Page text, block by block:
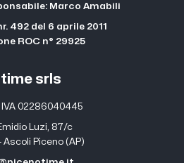
Marco Amabili
492 del 6 aprile 2011
ROC n° 29925
srls
IVA 02286040445
Luzi, 87/c
Ascoli Piceno (AP)